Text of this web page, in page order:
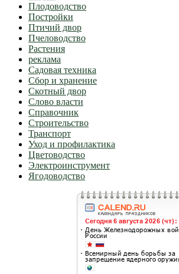
Плодоводство
Постройки
Птичий двор
Пчеловодство
Растения
реклама
Садовая техника
Сбор и хранение
Скотный двор
Слово власти
Справочник
Строительство
Транспорт
Уход и профилактика
Цветоводство
Электроинструмент
Ягодоводство